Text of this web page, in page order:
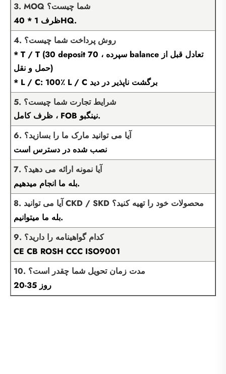
3. MOQ شما چیست؟
ظرف 1 * 40HQ.
4. روش پرداخت شما چیست؟
* T / T (30 deposit سپرده ، 70 balance تعادل قبل از
حمل و نقل)
* L / C: 100٪ L / C برگشت ناپذیر در دید
5. شرایط تجارت شما چیست؟
ظرف کامل ، FOB نینگبو.
6. آیا می توانید مارک ما را بسازید؟
نصب شده در دسترس است
7. آیا نمونه ارائه می دهید؟
بله ما انجام میدهیم.
8. آیا می توانید CKD / SKD محصولات خود را تهیه کنید؟
بله ما میتوانیم.
9. کدام گواهینامه را دارید؟
CE CB ROSH CCC ISO9001
10. مدت زمان تحویل شما چقدر است؟
20-35 روز